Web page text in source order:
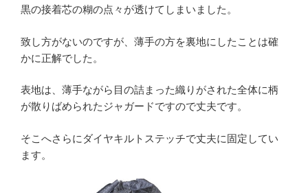
黒の接着芯の糊の点々が透けてしまいました。
致し方がないのですが、薄手の方を裏地にしたことは確
かに正解でした。
表地は、薄手ながら目の詰まった織りがされた全体に柄
が散りばめられたジャガードですので丈夫です。
そこへさらにダイヤキルトステッチで丈夫に固定してい
ます。